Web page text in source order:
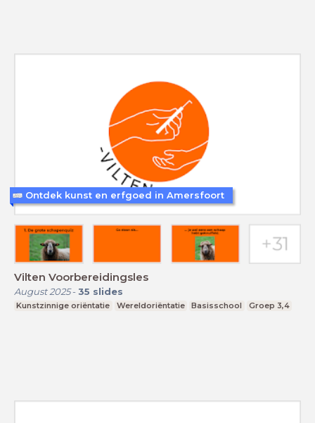
Vilten Voorbereidingsles
August 2025- 35 slides
Kunstzinnige oriëntatie Wereldoriëntatie Basisschool Groep 3,4
Ontdek kunst en erfgoed in Amersfoort